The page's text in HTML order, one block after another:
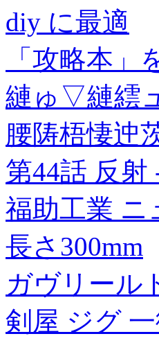
diy に最適
「攻略本
縺ゅ▽縺繧
腰陦梧悽迚
第44話 反射
福助工業 ニ
長さ300mm
ガヴリール
剣屋 ジグ